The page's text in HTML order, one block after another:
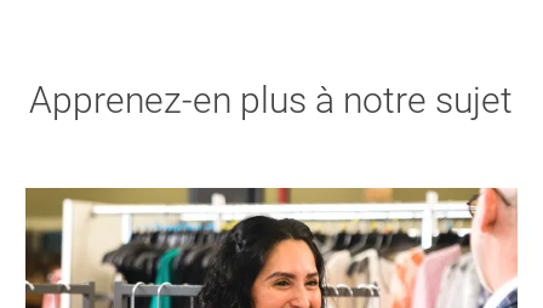
Apprenez-en plus à notre sujet